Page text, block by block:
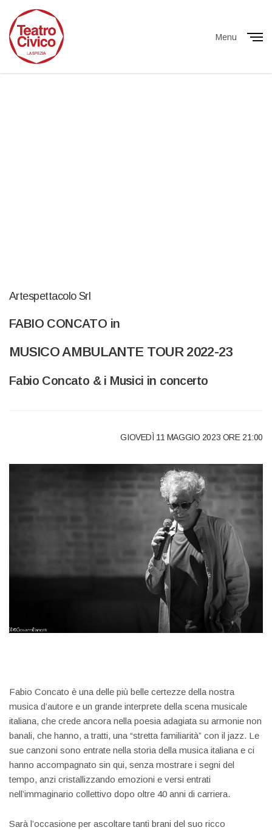
Menu
Artespettacolo Srl
FABIO CONCATO in
MUSICO AMBULANTE TOUR 2022-23
Fabio Concato & i Musici in concerto
GIOVEDÌ 11 MAGGIO 2023 ORE 21:00
Fabio Concato è una delle più belle certezze della nostra
musica d’autore e un grande interprete della scena musicale
italiana, che crede ancora nella poesia adagiata su armonie non
banali, che hanno, a tratti, una “stretta familiarità” con il jazz. Le
sue canzoni sono entrate nella storia della musica italiana e ci
hanno accompagnato sin qui, senza mostrare i segni del
tempo, anzi cristallizzando emozioni e versi entrati
nell’immaginario collettivo dopo oltre 40 anni di carriera.
Sarà l’occasione per ascoltare tanti brani del suo ricco